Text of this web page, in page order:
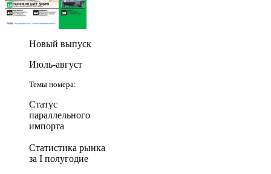
Новый выпуск
Июль-август
Темы номера:
Статус
параллельного
импорта
Статистика рынка
за I полугодие